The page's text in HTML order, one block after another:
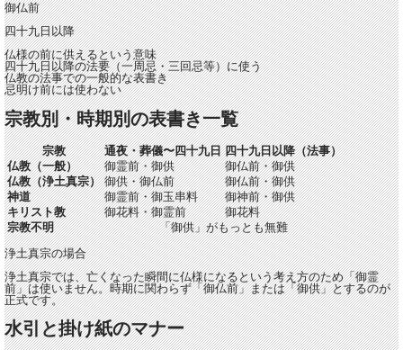
御仏前
四十九日以降
仏様の前に供えるという意味
四十九日以降の法要（一周忌・三回忌等）に使う
仏教の法事での一般的な表書き
忌明け前には使わない
宗教別・時期別の表書き一覧
宗教 通夜・葬儀〜四十九日 四十九日以降（法事）
仏教（一般）
御霊前・御供
御仏前・御供
仏教（浄土真宗） 御供・御仏前
御仏前・御供
神道
御霊前・御玉串料
御神前・御供
キリスト教
御花料・御霊前
御花料
宗教不明
「御供」がもっとも無難
浄土真宗の場合
浄土真宗では、亡くなった瞬間に仏様になるという考え方のため「御霊
前」は使いません。時期に関わらず「御仏前」または「御供」とするのが
正式です。
水引と掛け紙のマナー